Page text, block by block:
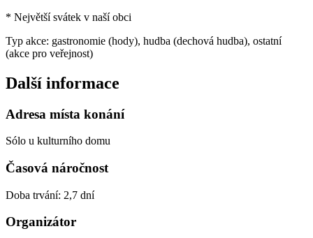
* Největší svátek v naší obci
Typ akce: gastronomie (hody), hudba (dechová hudba), ostatní
(akce pro veřejnost)
Další informace
Adresa místa konání
Sólo u kulturního domu
Časová náročnost
Doba trvání: 2,7 dní
Organizátor